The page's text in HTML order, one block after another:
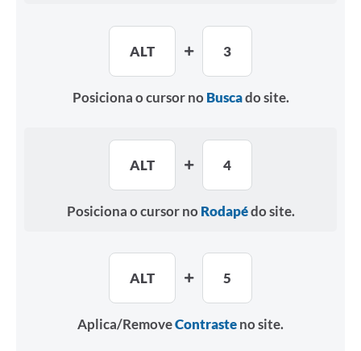
ALT 3
Posiciona o cursor no Buscado site.
ALT 4
Posiciona o cursor no Rodapédo site.
ALT 5
Aplica/RemoveContrasteno site.